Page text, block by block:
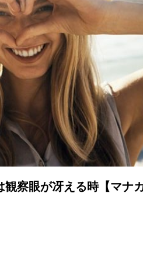
察眼が冴える時【マナ